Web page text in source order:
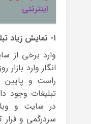
اینترنتی
۱- نمایش زیاد تبلیغات
وارد برخی از
انگار وارد
راست و پایین
تبلیغات وجود
در سایت و
سردرگمی و